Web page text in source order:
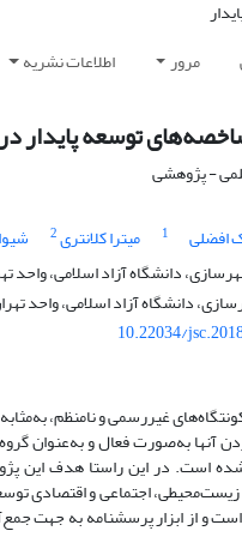
مرور اطلاعات نشریه
توسعه پایدار
- پژوهشی
افضلی
1 میترا کلانتری2
دانشگاه آزاد اسلامی، واحد
دانشگاه آزاد اسلامی، واحد
10.22034/
غیررسمی و نامنظم،
آن­ها به‌صورت فعال و به‌عنوان
است. در این راستا هدف این
اجتماعی و اقتصادی
و از ابزار پرسشنامه به جهت